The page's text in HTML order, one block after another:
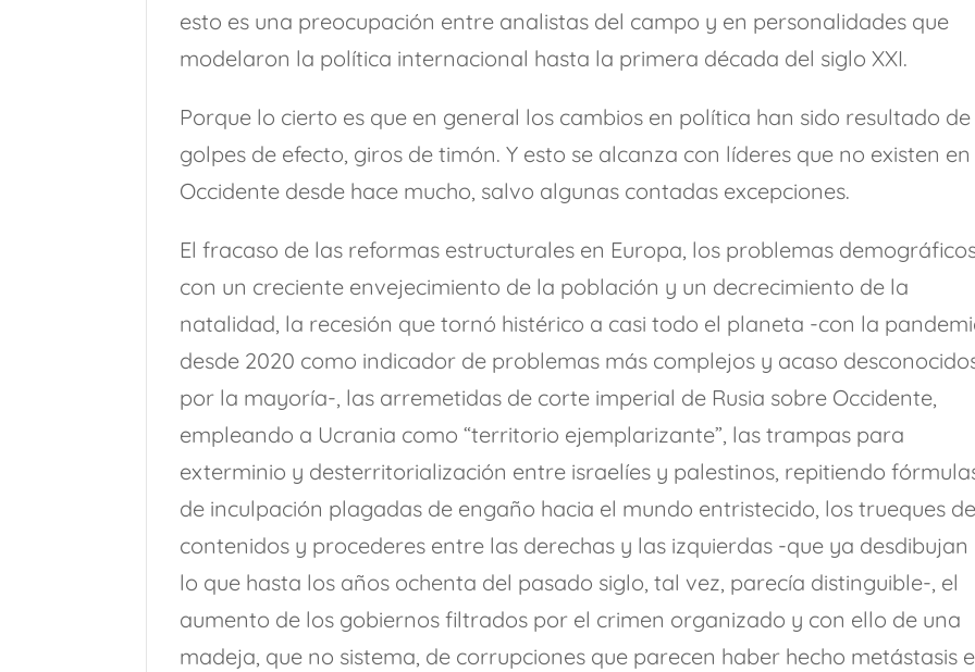
esto es una preocupación entre analistas del campo y en personalidades que
modelaron la política internacional hasta la primera década del siglo XXI.
Porque lo cierto es que en general los cambios en política han sido resultado de
golpes de efecto, giros de timón. Y esto se alcanza con líderes que no existen en
Occidente desde hace mucho, salvo algunas contadas excepciones.
El fracaso de las reformas estructurales en Europa, los problemas
con un creciente envejecimiento de la población y un decrecimiento de la
natalidad, la recesión que tornó histérico a casi todo el planeta -con la
desde 2020 como indicador de problemas más complejos y acaso
por la mayoría-, las arremetidas de corte imperial de Rusia sobre Occidente,
empleando a Ucrania como “territorio ejemplarizante”, las trampas para
exterminio y desterritorialización entre israelíes y palestinos, repitiendo
de inculpación plagadas de engaño hacia el mundo entristecido, los trueques
contenidos y procederes entre las derechas y las izquierdas -que ya desdibujan
lo que hasta los años ochenta del pasado siglo, tal vez, parecía distinguible-, el
aumento de los gobiernos filtrados por el crimen organizado y con ello de una
madeja, que no sistema, de corrupciones que parecen haber hecho metástasis